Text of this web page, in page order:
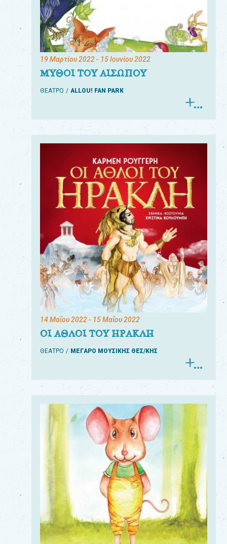
19 Μαρτίου 2022- 15 Ιουνίου 2022
ΜΥΘΟΙ ΤΟΥ ΑΙΣΩΠΟΥ
ΘΕΑΤΡΟ ALLOU! FAN PARK
14 Μαΐου 2022- 15 Μαΐου 2022
ΟΙ ΑΘΛΟΙ ΤΟΥ ΗΡΑΚΛΗ
ΘΕΑΤΡΟ ΜΕΓΑΡΟ ΜΟΥΣΙΚΗΣ ΘΕΣ/ΚΗΣ